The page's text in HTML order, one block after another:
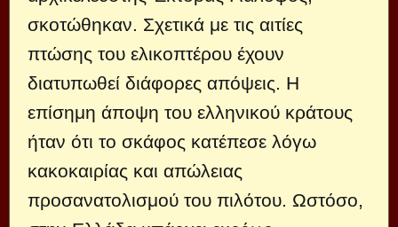
σκοτώθηκαν. Σχετικά με τις αιτίες
πτώσης του ελικοπτέρου έχουν
διατυπωθεί διάφορες απόψεις. Η
επίσημη άποψη του ελληνικού κράτους
ήταν ότι το σκάφος κατέπεσε λόγω
κακοκαιρίας και απώλειας
προσανατολισμού του πιλότου. Ωστόσο,